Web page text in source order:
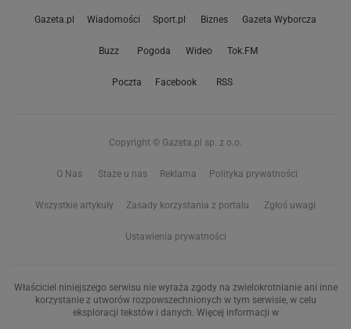
Gazeta.pl Wiadomości Sport.pl Biznes Gazeta Wyborcza
Buzz Pogoda Wideo Tok.FM
Poczta Facebook RSS
Copyright © Gazeta.pl sp. z o.o.
O Nas Staże u nas Reklama Polityka prywatności
Wszystkie artykuły Zasady korzystania z portalu Zgłoś uwagi
Ustawienia prywatności
Właściciel niniejszego serwisu nie wyraża zgody na zwielokrotnianie ani inne
korzystanie z utworów rozpowszechnionych w tym serwisie, w celu
eksploracji tekstów i danych. Więcej informacji w